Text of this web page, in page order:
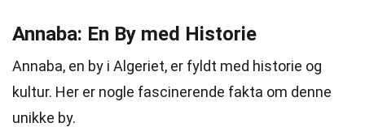
Annaba: En By med Historie
Annaba, en by i Algeriet, er fyldt med historie og
kultur. Her er nogle fascinerende fakta om denne
unikke by.